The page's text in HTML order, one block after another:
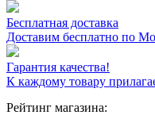
Бесплатная доставка
Доставим бесплатно по
Гарантия качества!
К каждому товару
Рейтинг магазина: